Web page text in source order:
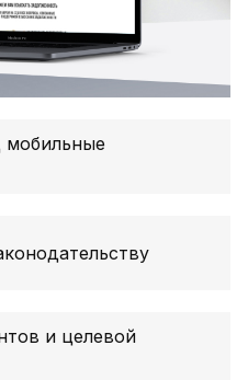
мобильные
и целевой